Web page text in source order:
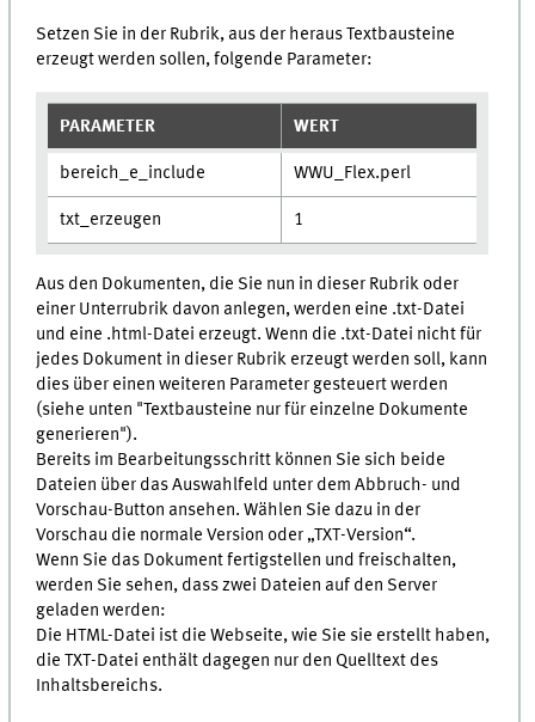
Setzen Sie in der Rubrik, aus der heraus Textbausteine
erzeugt werden sollen, folgende Parameter:
PARAMETER WERT
bereich_e_include WWU_Flex.perl
txt_erzeugen 1
Aus den Dokumenten, die Sie nun in dieser Rubrik oder
einer Unterrubrik davon anlegen, werden eine .txt-Datei
und eine .html-Datei erzeugt. Wenn die .txt-Datei nicht für
jedes Dokument in dieser Rubrik erzeugt werden soll, kann
dies über einen weiteren Parameter gesteuert werden
(siehe unten "Textbausteine nur für einzelne Dokumente
generieren").
Bereits im Bearbeitungsschritt können Sie sich beide
Dateien über das Auswahlfeld unter dem Abbruch- und
Vorschau-Button ansehen. Wählen Sie dazu in der
Vorschau die normale Version oder „TXT-Version“.
Wenn Sie das Dokument fertigstellen und freischalten,
werden Sie sehen, dass zwei Dateien auf den Server
geladen werden:
Die HTML-Datei ist die Webseite, wie Sie sie erstellt haben,
die TXT-Datei enthält dagegen nur den Quelltext des
Inhaltsbereichs.